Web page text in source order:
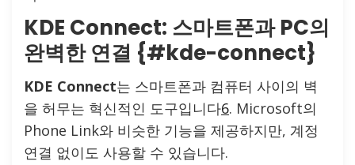
KDE Connect: 스마트폰과 PC의
완벽한 연결 {#kde-connect}
KDE Connect는 스마트폰과 컴퓨터 사이의 벽
을 허무는 혁신적인 도구입니다6. Microsoft의
Phone Link와 비슷한 기능을 제공하지만, 계정
연결 없이도 사용할 수 있습니다.